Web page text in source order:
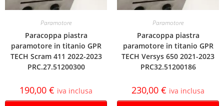
Paramotore
Paracoppa piastra
paramotore in titanio GPR
TECH Scram 411 2022-2023
PRC.27.51200300
190,00 € iva inclusa
Paramotore
Paracoppa piastra
paramotore in titanio GPR
TECH Versys 650 2021-2023
PRC32.51200186
230,00 € iva inclusa